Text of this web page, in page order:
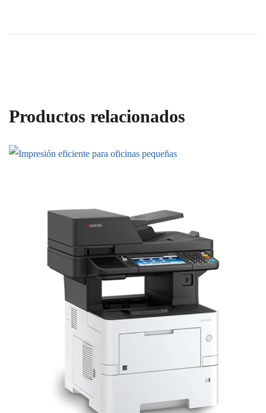
Productos relacionados
MFCL5915DW Multifuncional láser
monocromático
EQUIPOS BLANCO Y NEGRO
M3645idn Multifuncional Láser